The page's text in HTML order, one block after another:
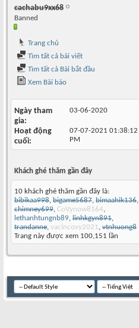
cachabu9xx68
Banned
Trang chủ
Tìm tất cả bài viết
Tìm tất cả Bài bắt đầu
Xem Bài báo
Ngày tham
gia
03-06-2020
Hoạt động
cuối
07-07-2021 01:38:12
PM
Khách ghé thăm gần đây
10 khách ghé thăm gần đây là:
bibikaa998, bigame5687, bimaahik136,
chimney699, CoVynow8164,
lethanhtungnb89, linhkgyn891,
trandanne, vacincovy2021, vtnhuong8
Trang này được xem 100,151 lần